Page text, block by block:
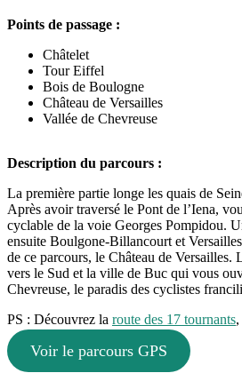
Points de passage :
Châtelet
Tour Eiffel
Bois de Boulogne
Château de Versailles
Vallée de Chevreuse
Description du parcours :
La première partie longe les quais de
Après avoir traversé le Pont de l’Iena,
cyclable de la voie Georges Pompidou.
ensuite Boulgone-Billancourt et
de ce parcours, le Château de Versailles.
vers le Sud et la ville de Buc qui vous
Chevreuse, le paradis des cyclistes
PS : Découvrez la route des 17 tournants
Voir le parcours GPS